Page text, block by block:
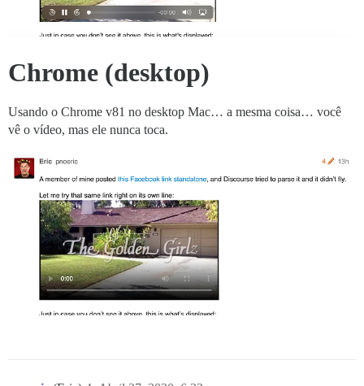
Chrome (desktop)
Usando o Chrome v81 no desktop Mac… a mesma coisa… você
vê o vídeo, mas ele nunca toca.